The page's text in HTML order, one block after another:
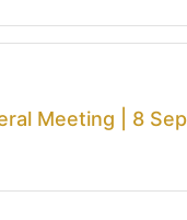
Meeting | 8